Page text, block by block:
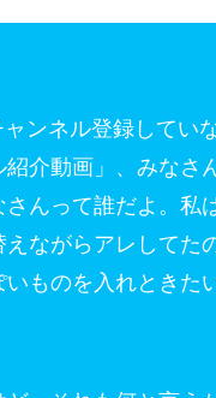
ンネル登録してい
介動画」、みなさ
さんって誰だよ。私
えながらアレしてた
ものを入れときた